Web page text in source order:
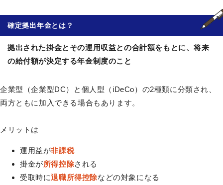
確定拠出年金とは？
拠出された掛金とその運用収益との合計額をもとに、将来
の給付額が決定する年金制度のこと
企業型（企業型DC）と個人型（iDeCo）の2種類に分類され、
両方ともに加入できる場合もあります。
メリットは
運用益が非課税
掛金が所得控除される
受取時に退職所得控除などの対象になる